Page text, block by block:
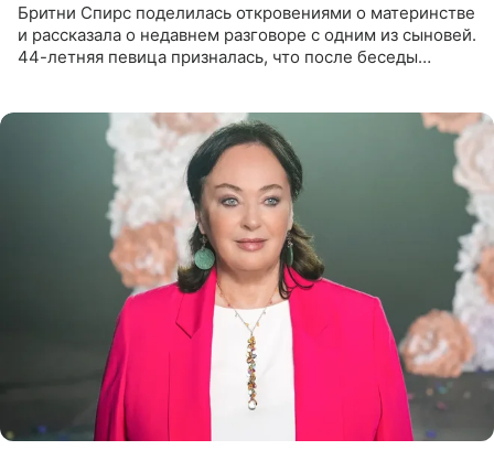
Бритни Спирс поделилась откровениями о материнстве
и рассказала о недавнем разговоре с одним из сыновей.
44-летняя певица призналась, что после беседы